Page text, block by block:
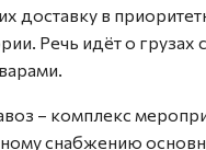
доставку в
Речь идёт о
– комплекс
снабжению